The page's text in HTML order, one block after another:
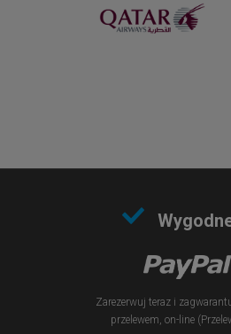
Zarezerwuj teraz i
przelewem, on-line